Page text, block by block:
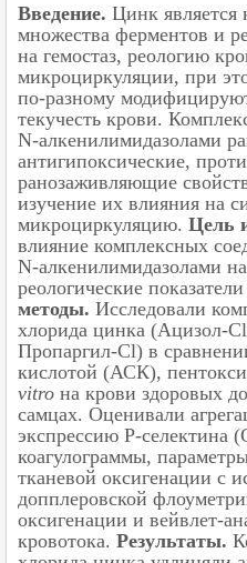
Введение. Цинк
множества ферментов и
на гемостаз, реологию
микроциркуляции, при
по-разному
текучесть крови.
N-алкенилимидазолами
антигипоксические,
ранозаживляющие
изучение их влияния на
микроциркуляцию. Цель
влияние комплексных
N-алкенилимидазолами
реологические
методы. Исследовали
хлорида цинка (Ацизол-
Пропаргил-Cl) в
кислотой (АСК),
vitro на крови здоровых
самцах. Оценивали
экспрессию P-селектина
коагулограммы,
тканевой оксигенации с
допплеровской
оксигенации и вейвлет-
кровотока. Результаты.